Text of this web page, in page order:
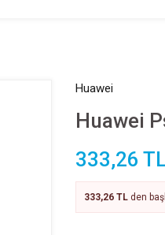
Huawei
Huawei
333,26
333,26 TL den